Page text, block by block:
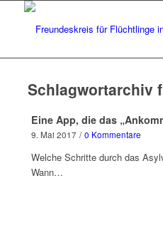
Schlagwortarchiv
Eine App, die das
9. Mai 2017 / 0 Kommentare
Welche Schritte durch das
Wann…